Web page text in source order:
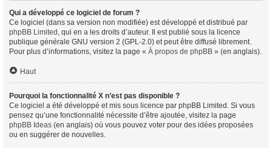
Qui a développé ce logiciel de forum ?
Ce logiciel (dans sa version non modifiée) est développé et distribué par
phpBB Limited , qui en a les droits d’auteur. Il est publié sous la licence
publique générale GNU version 2 (GPL-2.0) et peut être diffusé librement.
Pour plus d’informations, visitez la page « À propos de phpBB » (en anglais).
Haut
Pourquoi la fonctionnalité X n’est pas disponible ?
Ce logiciel a été développé et mis sous licence par phpBB Limited. Si vous
pensez qu’une fonctionnalité nécessite d’être ajoutée, visitez la page
phpBB Ideas (en anglais) où vous pouvez voter pour des idées proposées
ou en suggérer de nouvelles.